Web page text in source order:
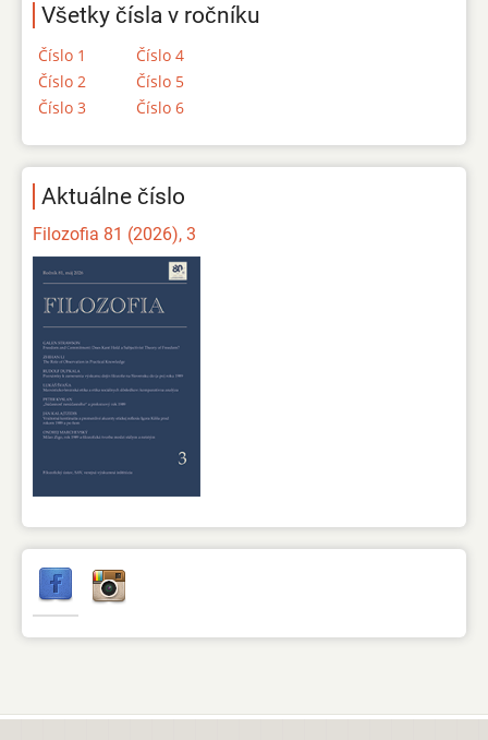
Všetky čísla v ročníku
Číslo 1
Číslo 2
Číslo 3
Číslo 4
Číslo 5
Číslo 6
Aktuálne číslo
Filozofia 81 (2026), 3